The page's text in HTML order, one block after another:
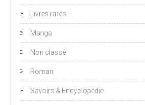
Livres rares
Manga
Non classé
Roman
Savoirs & Encyclopédie